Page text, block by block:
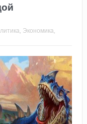
, Экономика,